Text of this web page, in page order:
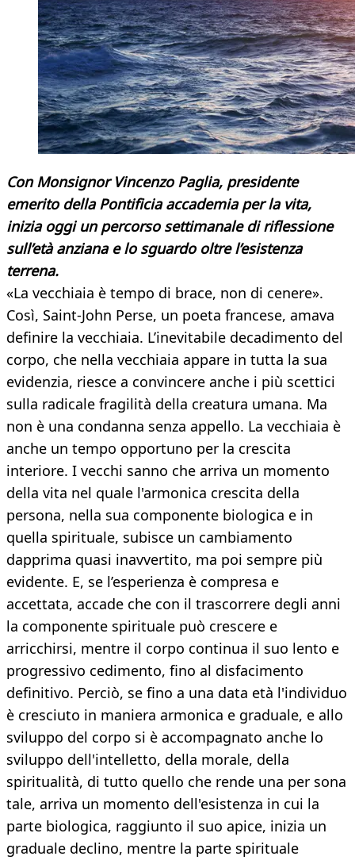
Con Monsignor Vincenzo Paglia, presidente
emerito della Pontificia accademia per la vita,
inizia oggi un percorso settimanale di riflessione
sull’età anziana e lo sguardo oltre l’esistenza
terrena.
«La vecchiaia è tempo di brace, non di cenere».
Così, Saint-John Perse, un poeta francese, amava
definire la vecchiaia. L’inevitabile decadimento del
corpo, che nella vecchiaia appare in tutta la sua
evidenzia, riesce a convincere anche i più scettici
sulla radicale fragilità della creatura umana. Ma
non è una condanna senza appello. La vecchiaia è
anche un tempo opportuno per la crescita
interiore. I vecchi sanno che arriva un momento
della vita nel quale l'armonica crescita della
persona, nella sua componente biologica e in
quella spirituale, subisce un cambiamento
dapprima quasi inavvertito, ma poi sempre più
evidente. E, se l’esperienza è compresa e
accettata, accade che con il trascorrere degli anni
la componente spirituale può crescere e
arricchirsi, mentre il corpo continua il suo lento e
progressivo cedimento, fino al disfacimento
definitivo. Perciò, se fino a una data età l'individuo
è cresciuto in maniera armonica e graduale, e allo
sviluppo del corpo si è accompagnato anche lo
sviluppo dell'intelletto, della morale, della
spiritualità, di tutto quello che rende una per sona
tale, arriva un momento dell'esistenza in cui la
parte biologica, raggiunto il suo apice, inizia un
graduale declino, mentre la parte spirituale